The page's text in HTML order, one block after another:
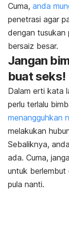
Cuma, anda
penetrasi agar
dengan tusukan
bersaiz besar.
Jangan
buat seks!
Dalam erti kata
perlu terlalu
menangguhkan
melakukan
Sebaliknya,
ada. Cuma,
untuk berlembut
pula nanti.